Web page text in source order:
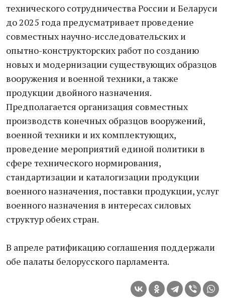
технического сотрудничества России и Беларуси
до 2025 года предусматривает проведение
совместных научно-исследовательских и
опытно-конструкторских работ по созданию
новых и модернизации существующих образцов
вооружения и военной техники, а также
продукции двойного назначения.
Предполагается организация совместных
производств конечных образцов вооружений,
военной техники и их комплектующих,
проведение мероприятий единой политики в
сфере технического нормирования,
стандартизации и каталогизации продукции
военного назначения, поставки продукции, услуг
военного назначения в интересах силовых
структур обеих стран.
В апреле ратификацию соглашения поддержали
обе палаты белорусского парламента.